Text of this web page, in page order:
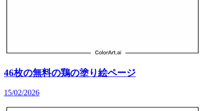
46枚の無料の鶏の塗り絵ページ
15/02/2026